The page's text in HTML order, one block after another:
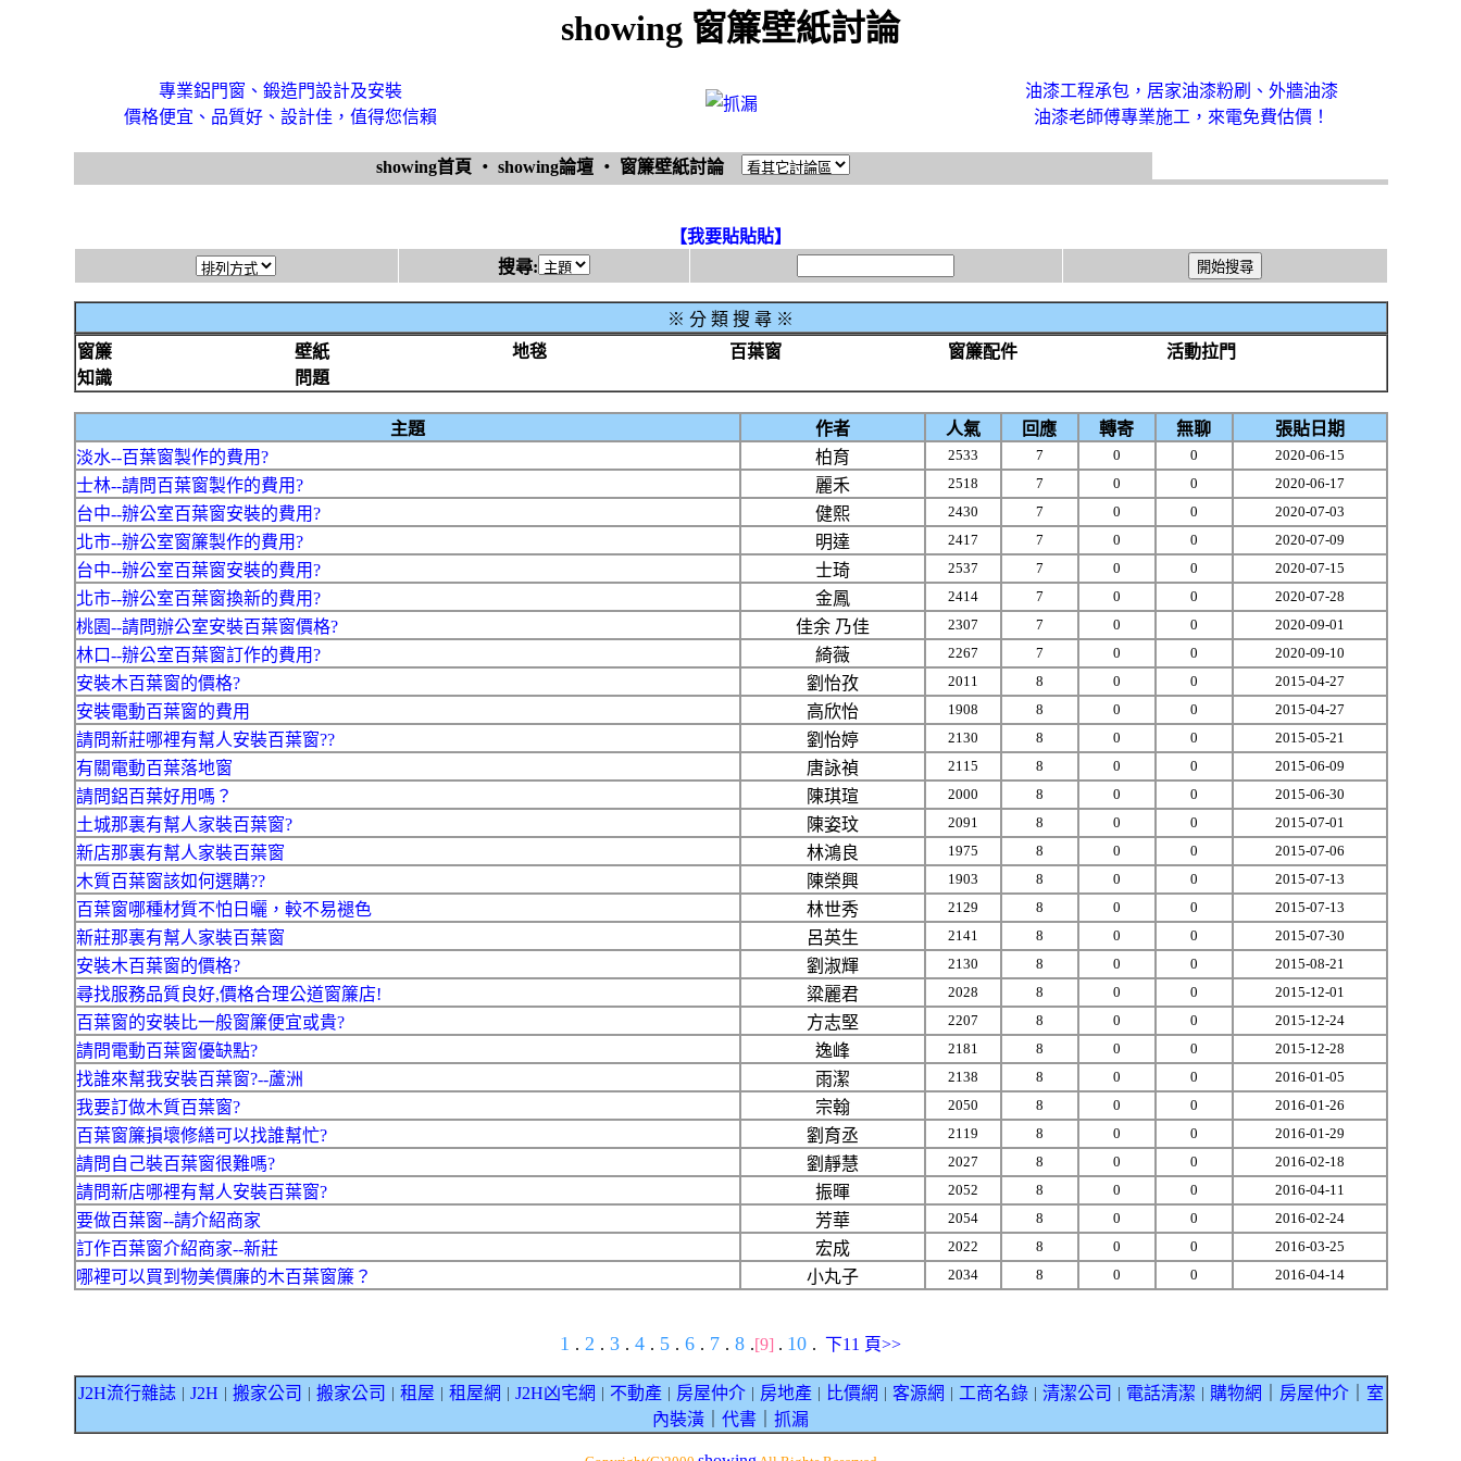
showing 窗簾壁紙討論
專業鋁門窗、鍛造門設計及安裝
價格便宜、品質好、設計佳，值得您信賴
油漆工程承包，居家油漆粉刷、外牆油漆
油漆老師傅專業施工，來電免費估價！
showing首頁 ‧ showing論壇 ‧ 窗簾壁紙討論
【我要貼貼貼】
搜尋:
※ 分 類 搜 尋 ※
窗簾
壁紙 地毯 百葉窗 窗簾配件
活動拉門
知識
問題
主題 作者 人氣 回應 轉寄 無聊
張貼日期
淡水--百葉窗製作的費用?
柏育 2533 7 0 0 2020-06-15
士林--請問百葉窗製作的費用? 麗禾 2518 7 0 0 2020-06-17
台中--辦公室百葉窗安裝的費用? 健熙 2430 7 0 0 2020-07-03
北市--辦公室窗簾製作的費用? 明達 2417 7 0 0 2020-07-09
台中--辦公室百葉窗安裝的費用? 士琦 2537 7 0 0 2020-07-15
北市--辦公室百葉窗換新的費用? 金鳳 2414 7 0 0 2020-07-28
桃園--請問辦公室安裝百葉窗價格? 佳余 乃佳 2307 7 0 0 2020-09-01
林口--辦公室百葉窗訂作的費用? 綺薇 2267 7 0 0 2020-09-10
安裝木百葉窗的價格? 劉怡孜 2011 8 0 0 2015-04-27
安裝電動百葉窗的費用 高欣怡 1908 8 0 0 2015-04-27
請問新莊哪裡有幫人安裝百葉窗?? 劉怡婷 2130 8 0 0 2015-05-21
有關電動百葉落地窗 唐詠禎 2115 8 0 0 2015-06-09
請問鋁百葉好用嗎？ 陳琪瑄 2000 8 0 0 2015-06-30
土城那裏有幫人家裝百葉窗? 陳姿玟 2091 8 0 0 2015-07-01
新店那裏有幫人家裝百葉窗 林鴻良 1975 8 0 0 2015-07-06
木質百葉窗該如何選購?? 陳榮興 1903 8 0 0 2015-07-13
百葉窗哪種材質不怕日曬，較不易褪色 林世秀 2129 8 0 0 2015-07-13
新莊那裏有幫人家裝百葉窗 呂英生 2141 8 0 0 2015-07-30
安裝木百葉窗的價格? 劉淑輝 2130 8 0 0 2015-08-21
尋找服務品質良好,價格合理公道窗簾店! 粱麗君 2028 8 0 0 2015-12-01
百葉窗的安裝比一般窗簾便宜或貴? 方志堅 2207 8 0 0 2015-12-24
請問電動百葉窗優缺點? 逸峰 2181 8 0 0 2015-12-28
找誰來幫我安裝百葉窗?--蘆洲 雨潔 2138 8 0 0 2016-01-05
我要訂做木質百葉窗? 宗翰 2050 8 0 0 2016-01-26
百葉窗簾損壞修繕可以找誰幫忙? 劉育丞 2119 8 0 0 2016-01-29
請問自己裝百葉窗很難嗎? 劉靜慧 2027 8 0 0 2016-02-18
請問新店哪裡有幫人安裝百葉窗? 振暉 2052 8 0 0 2016-04-11
要做百葉窗--請介紹商家 芳華 2054 8 0 0 2016-02-24
訂作百葉窗介紹商家--新莊 宏成 2022 8 0 0 2016-03-25
哪裡可以買到物美價廉的木百葉窗簾？ 小丸子 2034 8 0 0 2016-04-14
1 . 2 . 3 . 4 . 5 . 6 . 7 . 8 .[9] . 10 . 下11 頁>>
J2H流行雜誌｜ J2H 搬家公司 搬家公司 租屋 租屋網 J2H凶宅網 不動產｜ 房屋仲介｜ 房地產｜ 比價網 客源網 工商名錄｜ 清潔公司 電話清潔 購物網 房屋仲介｜ 室
內裝潢
代書 抓漏